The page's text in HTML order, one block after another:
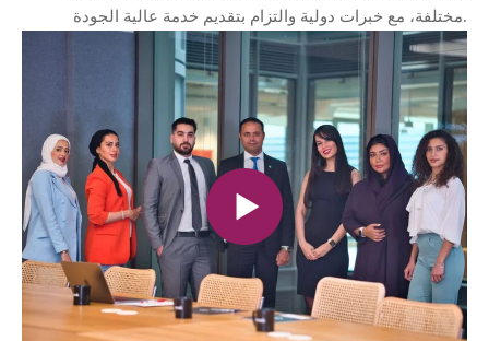
مختلفة، مع خبرات دولية والتزام بتقديم خدمة عالية الجودة.